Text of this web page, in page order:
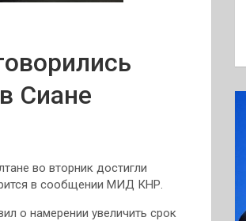
Сиане
во вторник достигли
в сообщении МИД КНР.
о намерении увеличить срок